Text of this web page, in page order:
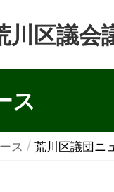
川区議会
ス
ス 荒川区議団ニ